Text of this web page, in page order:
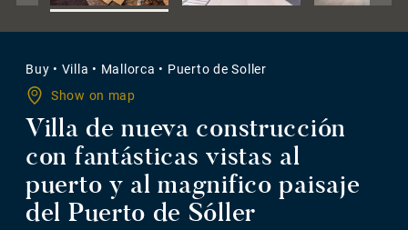
Buy • Villa • Mallorca • Puerto de Soller
Show on map
Villa de nueva construcción
con fantásticas vistas al
puerto y al magnifico paisaje
del Puerto de Sóller